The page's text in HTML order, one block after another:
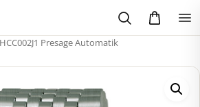
Presage Automatik